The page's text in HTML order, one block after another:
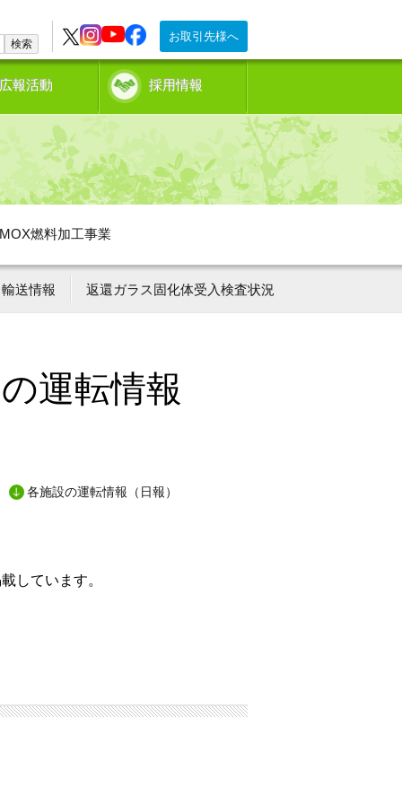
お取引先様へ
検索
報活動 採用情報
燃料加工事業
輸送情報 返還ガラス固化体受入検査状況
運転情報
各施設の運転情報（日報）
しています。